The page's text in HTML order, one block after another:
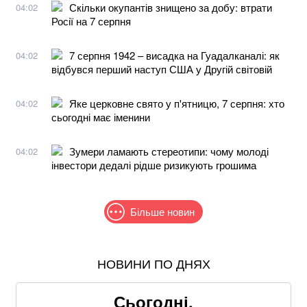
04:02
Скільки окупантів знищено за добу: втрати
Росії на 7 серпня
04:02
7 серпня 1942 – висадка на Гуадалканалі: як
відбувся перший наступ США у Другій світовій
04:02
Яке церковне свято у п'ятницю, 7 серпня: хто
сьогодні має іменини
04:02
Зумери ламають стереотипи: чому молоді
інвестори дедалі рідше ризикують грошима
Більше новин
В МЗС заявили, що слова Залужного щодо членства
НОВИНИ ПО ДНЯХ
Сьогодні,